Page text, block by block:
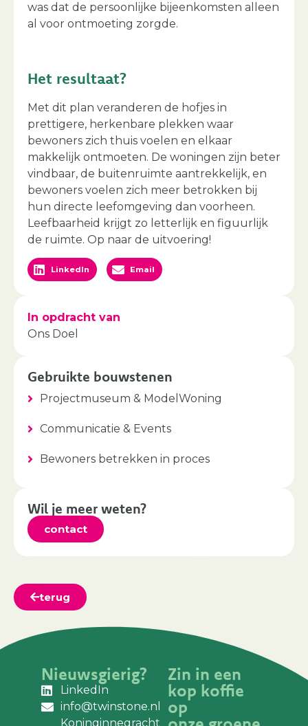
was dat de persoonlijke bijeenkomsten alleen
al voor ontmoeting zorgde.
Het resultaat?
Met dit plan veranderen de hofjes in
prettigere, herkenbare plekken waar
bewoners zich thuis voelen en elkaar
makkelijk ontmoeten. De woningen zijn beter
vindbaar, de buitenruimte aantrekkelijk, en
bewoners voelen zich meer betrokken bij
hun directe leefomgeving dan voorheen.
Leefbaarheid krijgt zo letterlijk en figuurlijk
de ruimte. Op naar de uitvoering!
LinkedIn Email
In opdracht van
Ons Doel
Gebruikte bouwstenen
Projectmuseum & ModelWoning
Communicatie & Events
Bewoners betrekken in proces
Wil je meer weten?
contact
terug
Nieuwsgierig?
LinkedIn
info@twinstone.nl
Koninginnegracht
Zin in een
kop koffie
op